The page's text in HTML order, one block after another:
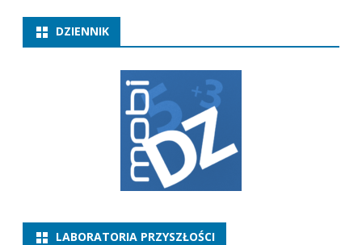
DZIENNIK
LABORATORIA PRZYSZŁOŚCI